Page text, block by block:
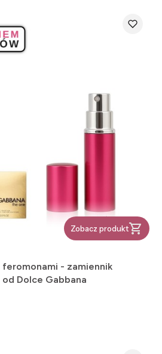
Zobacz produkt
feromonami - zamiennik
Dolce Gabbana